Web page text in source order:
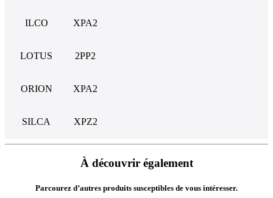
ILCO XPA2
LOTUS 2PP2
ORION XPA2
SILCA XPZ2
À découvrir également
Parcourez d’autres produits susceptibles de vous intéresser.